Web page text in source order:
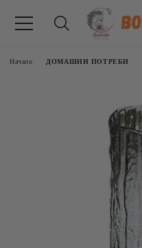
Начало ДОМАШНИ ПОТРЕБИ